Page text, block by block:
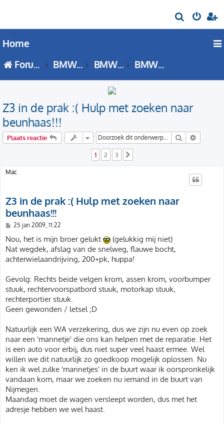
o
Home
Forumoverzicht
BMW Z Serie BMW Z3 Serie BMW Z3 Serie (E36) Techniek
Z3 in de prak :( Hulp met zoeken naar
beunhaas!!!
Plaats reactie Zoek
1 2 3
Mac
Z3 in de prak :( Hulp met zoeken naar
beunhaas!!!
B
r
i
c
h
t
25 jan 2009, 11:22
Nou, het is mijn broer gelukt
(gelukkig mij niet)
Nat wegdek, afslag van de snelweg, flauwe bocht,
achterwielaandrijving, 200+pk, huppa!
Gevolg: Rechts beide velgen krom, assen krom, voorbumper
stuuk, rechtervoorspatbord stuuk, motorkap stuuk,
rechterportier stuuk.
Geen gewonden / letsel ;D
Natuurlijk een WA verzekering, dus we zijn nu even op zoek
naar een 'mannetje' die ons kan helpen met de reparatie. Het
is een auto voor erbij, dus niet super veel haast ermee. Wel
willen we dit natuurlijk zo goedkoop mogelijk oplossen. Nu
ken ik wel zulke 'mannetjes' in de buurt waar ik oorspronkelijk
vandaan kom, maar we zoeken nu iemand in de buurt van
Nijmegen.
Maandag moet de wagen versleept worden, dus met het
adresje hebben we wel haast.